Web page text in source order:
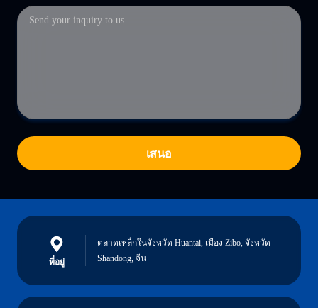
เสนอ
ที่อยู่
ตลาดเหล็กในจังหวัด Huantai, เมือง Zibo, จังหวัด
Shandong, จีน